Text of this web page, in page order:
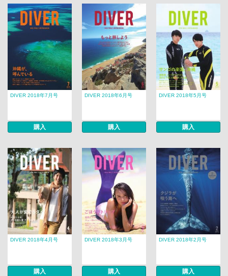
DIVER 2018年7月号
購入
DIVER 2018年6月号
購入
DIVER 2018年5月号
購入
DIVER 2018年4月号
購入
DIVER 2018年3月号
購入
DIVER 2018年2月号
購入